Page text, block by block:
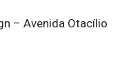
– Avenida Otacílio